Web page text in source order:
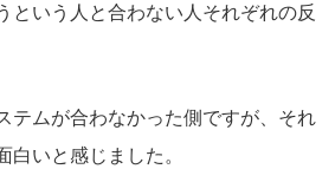
という人と合わない人それぞれの反
テムが合わなかった側ですが、それ
白いと感じました。